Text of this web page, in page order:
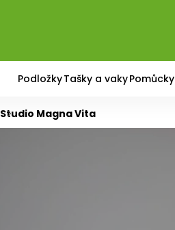
PodložkyTašky a vakyPomůcky
Studio Magna Vita